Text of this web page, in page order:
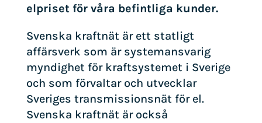
elpriset för våra befintliga kunder.
Svenska kraftnät är ett statligt
affärsverk som är systemansvarig
myndighet för kraftsystemet i Sverige
och som förvaltar och utvecklar
Sveriges transmissionsnät för el.
Svenska kraftnät är också